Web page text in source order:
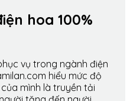
hoa 100%
vụ trong ngành điện
hiểu mức độ
mình là truyền tải